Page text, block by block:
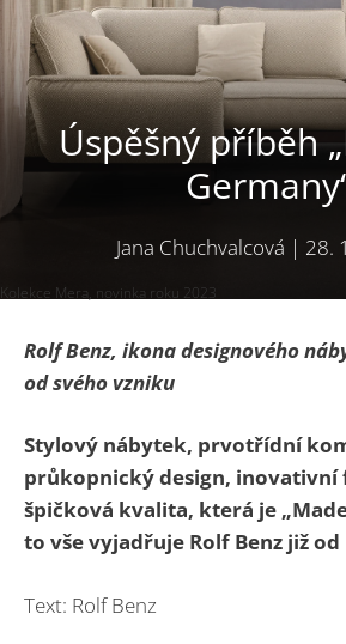
Úspěšný příběh
Jana Chuchvalcová | 28.
Kolekce Mera, novinka roku 2023
Rolf Benz, ikona designového
od svého vzniku
Stylový nábytek, prvotřídní
průkopnický design, inovativní
špičková kvalita, která je
to vše vyjadřuje Rolf Benz již
Text: Rolf Benz